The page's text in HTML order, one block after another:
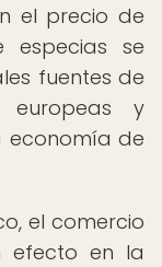
el precio de
especias se
fuentes de
europeas y
economía de
el comercio
efecto en la